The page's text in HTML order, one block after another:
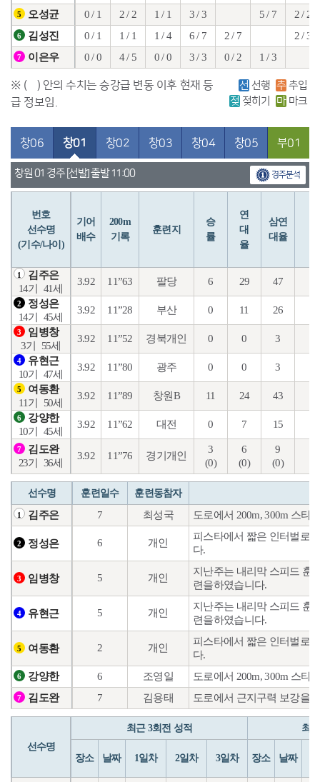
5 오성균 0 / 1 2 / 2 1 / 1 3 / 3 5 / 7 2 / 2
6 김성진 0 / 1 1 / 1 1 / 4 6 / 7 2 / 7 2 / 3
7 이은우 0 / 0 4 / 5 0 / 0 3 / 3 0 / 2 1 / 3
※ ( ) 안의 수치는 승강급 변동 이후 현재 등
급 정보임.
선 선행 추 추입
젖 젖히기 마 마크
창06 창01 창02 창03 창04 창05 부01
창원 01 경주 [선발] 출발 11:00 경주분석
번호
선수명
(기수/나이)
기어
배수
200m
기록
훈련지
승
률
연
대
율
삼연
대율
1
김주은
14기
41세
3.92 11”63 팔당 6 29 47
2
정성은
14기
45세
3.92 11”28 부산 0 11 26
3
임병창
3기
55세
3.92 11”52 경북개인 0 0 3
4
유현근
10기
47세
3.92 11”80 광주 0 0 3
5
여동환
11기
50세
3.92 11”89 창원B 11 24 43
6
강양한
10기
45세
3.92 11”62 대전 0 7 15
7
김도완
23기
36세
3.92 11”76 경기개인
3
(0)
6
(0)
9
(0)
선수명 훈련일수 훈련동참자
1 김주은 7 최성국 도로에서 200m, 300m 스타
2 정성은 6 개인
피스타에서 짧은 인터벌로
다.
3 임병창 5 개인
지난주는 내리막 스피드 훈
련을하였습니다.
4 유현근 5 개인
지난주는 내리막 스피드 훈
련을하였습니다.
5 여동환 2 개인
피스타에서 짧은 인터벌로
다.
6 강양한 6 조영일 도로에서 200m, 300m 스타
7 김도완 7 김용태 도로에서 근지구력 보강을
선수명
최근 3회전 성적 최
장소 날짜 1일차 2일차 3일차 장소 날짜